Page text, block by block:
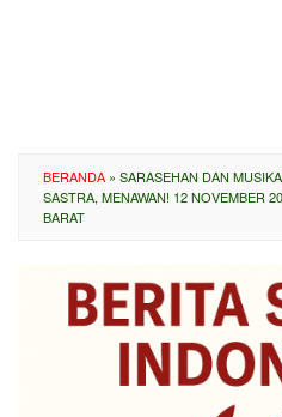
BERANDA » SARASEHAN DAN
SASTRA, MENAWAN! 12 NOVEMBER
BARAT